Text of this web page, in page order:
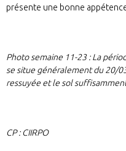
présente une bonne
Photo semaine 11-23 :La
se situe généralement du 20/
ressuyée et le sol
CP :CIIRPO